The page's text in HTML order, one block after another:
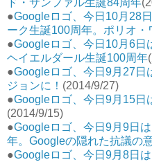
ド・サンファル生誕84周年
●Googleロゴ、今日10月28
ーク生誕100周年。ポリオ・
●Googleロゴ、今日10月6日
ヘイエルダール生誕100周年
●Googleロゴ、今日9月27日
ジョンに！ (2014/9/27)
●Googleロゴ、今日9月15日
(2014/9/15)
●Googleロゴ、今日9月9日
年。Googleの隠れた抗議の
●Googleロゴ、今日9月8日